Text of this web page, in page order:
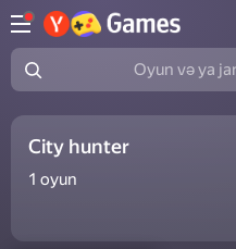
Oyun və ya janrı tap
City hunter
1 oyun